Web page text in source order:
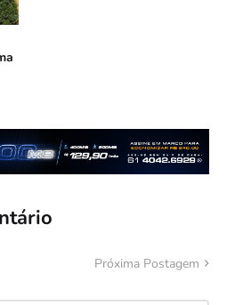
Próxima Postagem